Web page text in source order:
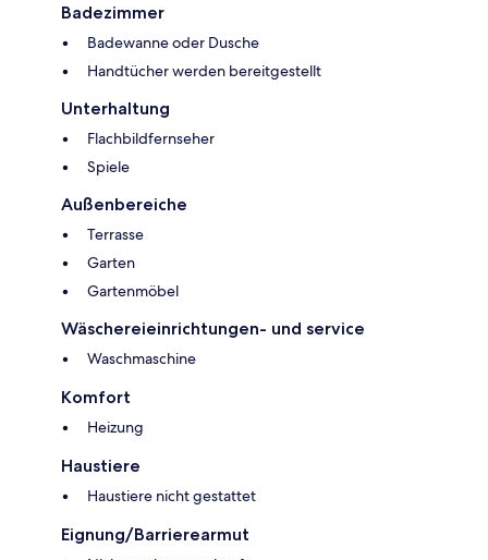
Badezimmer
Badewanne oder Dusche
Handtücher werden bereitgestellt
Unterhaltung
Flachbildfernseher
Spiele
Außenbereiche
Terrasse
Garten
Gartenmöbel
Wäschereieinrichtungen- und service
Waschmaschine
Komfort
Heizung
Haustiere
Haustiere nicht gestattet
Eignung/Barrierearmut